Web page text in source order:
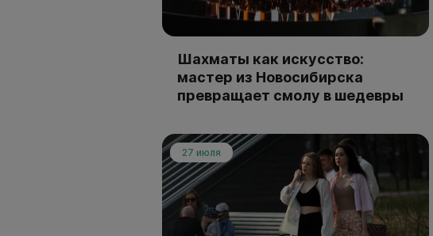
Шахматы как искусство:
мастер из Новосибирска
превращает смолу в шедевры
27 июля